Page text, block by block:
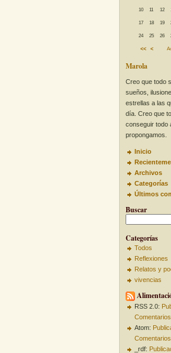
10 11 12
17 18 19
24 25 26
<< <
Marola
Creo que todo
sueños,
estrellas a las
día. Creo que
conseguir todo
propongamos.
Inicio
Archivos
Categorías
Últimos
Buscar
Categorías
Todos
Reflexiones
Relatos y
vivencias
RSS 2.0:
Comentarios
Atom:
Comentarios
_rdf: